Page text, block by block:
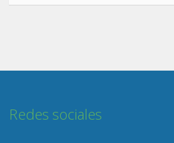
Redes sociales